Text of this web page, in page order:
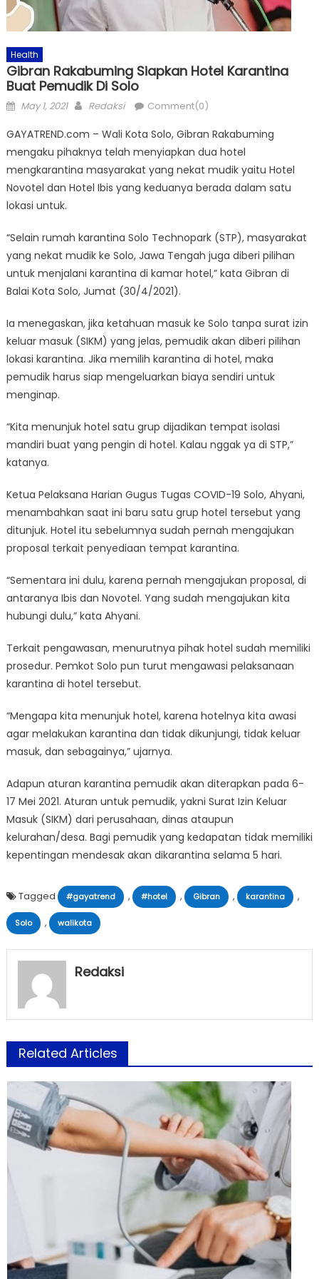
Health
Gibran Rakabuming Siapkan Hotel Karantina
Buat Pemudik Di Solo
Posted
May 1, 2021 Author
Redaksi Comment(0)
GAYATREND.com – Wali Kota Solo, Gibran Rakabuming
mengaku pihaknya telah menyiapkan dua hotel
mengkarantina masyarakat yang nekat mudik yaitu Hotel
Novotel dan Hotel Ibis yang keduanya berada dalam satu
lokasi untuk.
“Selain rumah karantina Solo Technopark (STP), masyarakat
yang nekat mudik ke Solo, Jawa Tengah juga diberi pilihan
untuk menjalani karantina di kamar hotel,” kata Gibran di
Balai Kota Solo, Jumat (30/4/2021).
Ia menegaskan, jika ketahuan masuk ke Solo tanpa surat izin
keluar masuk (SIKM) yang jelas, pemudik akan diberi pilihan
lokasi karantina. Jika memilih karantina di hotel, maka
pemudik harus siap mengeluarkan biaya sendiri untuk
menginap.
“Kita menunjuk hotel satu grup dijadikan tempat isolasi
mandiri buat yang pengin di hotel. Kalau nggak ya di STP,”
katanya.
Ketua Pelaksana Harian Gugus Tugas COVID-19 Solo, Ahyani,
menambahkan saat ini baru satu grup hotel tersebut yang
ditunjuk. Hotel itu sebelumnya sudah pernah mengajukan
proposal terkait penyediaan tempat karantina.
“Sementara ini dulu, karena pernah mengajukan proposal, di
antaranya Ibis dan Novotel. Yang sudah mengajukan kita
hubungi dulu,” kata Ahyani.
Terkait pengawasan, menurutnya pihak hotel sudah memiliki
prosedur. Pemkot Solo pun turut mengawasi pelaksanaan
karantina di hotel tersebut.
“Mengapa kita menunjuk hotel, karena hotelnya kita awasi
agar melakukan karantina dan tidak dikunjungi, tidak keluar
masuk, dan sebagainya,” ujarnya.
Adapun aturan karantina pemudik akan diterapkan pada 6-
17 Mei 2021. Aturan untuk pemudik, yakni Surat Izin Keluar
Masuk (SIKM) dari perusahaan, dinas ataupun
kelurahan/desa. Bagi pemudik yang kedapatan tidak memiliki
kepentingan mendesak akan dikarantina selama 5 hari.
Tagged #gayatrend , #hotel , Gibran , karantina ,
Solo , walikota
Redaksi
Related Articles